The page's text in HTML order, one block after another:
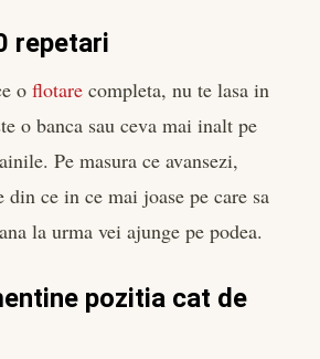
repetari
o flotare completa, nu te lasa in
o banca sau ceva mai inalt pe
Pe masura ce avansezi,
din ce in ce mai joase pe care sa
la urma vei ajunge pe podea.
pozitia cat de